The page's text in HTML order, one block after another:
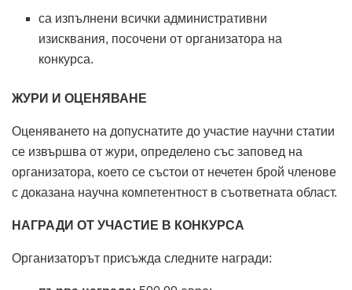
са изпълнени всички административни
изисквания, посочени от организатора на
конкурса.
ЖУРИ И ОЦЕНЯВАНЕ
Оценяването на допуснатите до участие научни статии
се извършва от жури, определено със заповед на
организатора, което се състои от нечетен брой членове
с доказана научна компетентност в съответната област.
НАГРАДИ ОТ УЧАСТИЕ В КОНКУРСА
Организаторът присъжда следните награди: